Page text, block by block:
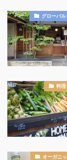
グローバ
料理
オーガニ